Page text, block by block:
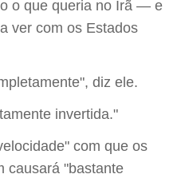
o que queria no Irã — e
ver com os Estados
diz ele.
invertida."
com que os
causará "bastante